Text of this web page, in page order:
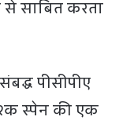
साबित करता
पीसीपीए
स्पेन की एक